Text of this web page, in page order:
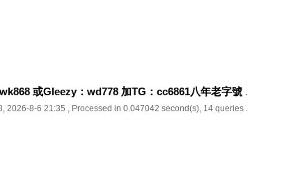
或Gleezy：wd778 加TG：cc6861八年老字號 .
2026-8-6 21:35 , Processed in 0.047042 second(s), 14 queries .